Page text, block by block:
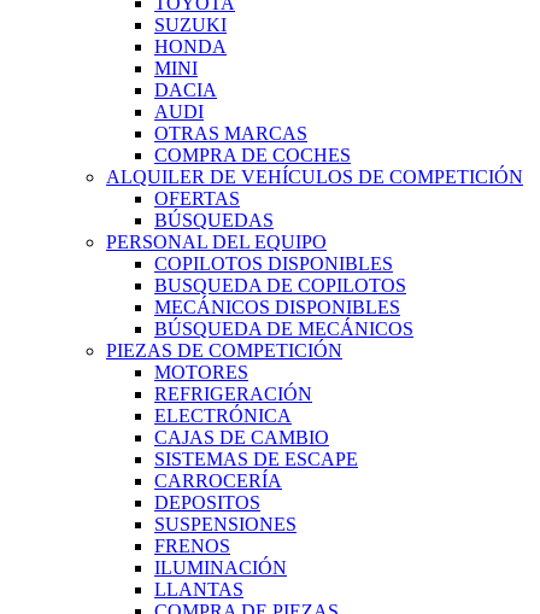
SUZUKI
HONDA
MINI
DACIA
AUDI
OTRAS MARCAS
COMPRA DE COCHES
ALQUILER DE VEHÍCULOS DE COMPETICIÓN
OFERTAS
BÚSQUEDAS
PERSONAL DEL EQUIPO
COPILOTOS DISPONIBLES
BUSQUEDA DE COPILOTOS
MECÁNICOS DISPONIBLES
BÚSQUEDA DE MECÁNICOS
PIEZAS DE COMPETICIÓN
MOTORES
REFRIGERACIÓN
ELECTRÓNICA
CAJAS DE CAMBIO
SISTEMAS DE ESCAPE
CARROCERÍA
DEPOSITOS
SUSPENSIONES
FRENOS
ILUMINACIÓN
LLANTAS